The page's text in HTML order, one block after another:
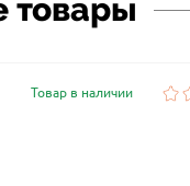
товары
Товар в наличии